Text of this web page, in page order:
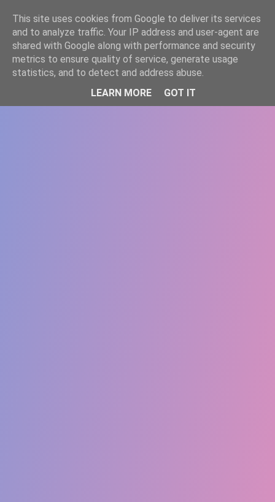
WWW.GAZISTI.RO
This site uses cookies from Google to deliver its services
and to analyze traffic. Your IP address and user-agent are
shared with Google along with performance and security
metrics to ensure quality of service, generate usage
statistics, and to detect and address abuse.
LEARN MORE
GOT IT